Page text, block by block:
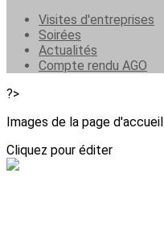
Visites d'entreprises
Soirées
Actualités
Compte rendu AGO
?>
Images de la page d'accueil
Cliquez pour éditer